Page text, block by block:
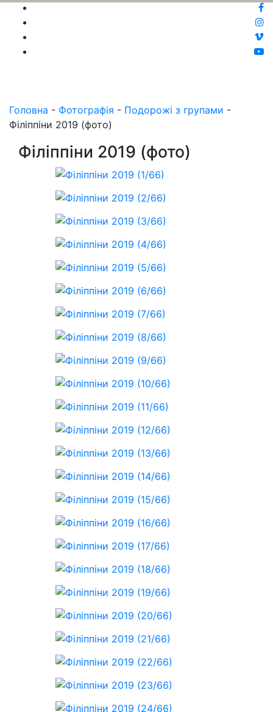
Головна - Фотографія - Подорожі з групами -
Філіппіни 2019 (фото)
Філіппіни 2019 (фото)